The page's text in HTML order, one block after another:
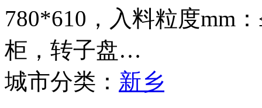
780*610，入料粒度mm
柜，转子盘…
城市分类： 新乡